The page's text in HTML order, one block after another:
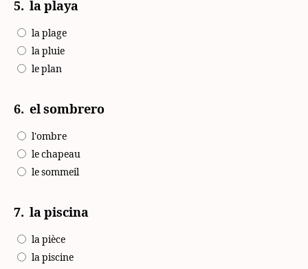
5. la playa
la plage
la pluie
le plan
6. el sombrero
l'ombre
le chapeau
le sommeil
7. la piscina
la pièce
la piscine